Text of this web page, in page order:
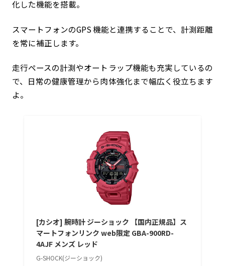
化した機能を搭載。
スマートフォンのGPS 機能と連携することで、計測距離
を常に補正します。
走行ペースの計測やオートラップ機能も充実しているの
で、日常の健康管理から肉体強化まで幅広く役立ちます
よ。
[カシオ] 腕時計 ジーショック 【国内正規品】ス
マートフォンリンク web限定 GBA-900RD-
4AJF メンズ レッド
G-SHOCK(ジーショック)